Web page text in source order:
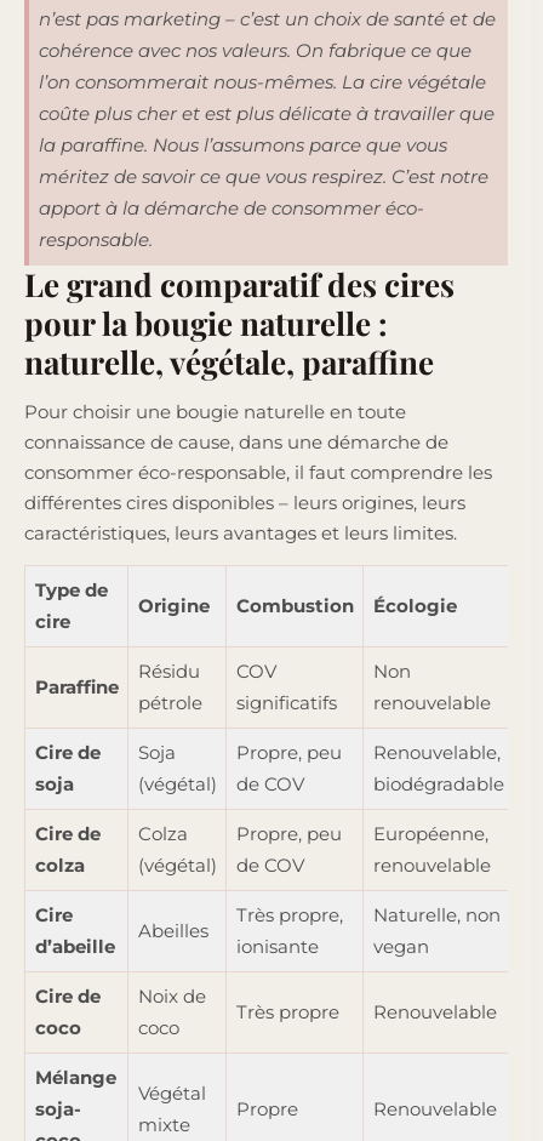
n’est pas marketing – c’est un choix de santé et de
cohérence avec nos valeurs. On fabrique ce que
l’on consommerait nous-mêmes. La cire végétale
coûte plus cher et est plus délicate à travailler que
la paraffine. Nous l’assumons parce que vous
méritez de savoir ce que vous respirez. C’est notre
apport à la démarche de consommer éco-
responsable.
Le grand comparatif des cires
pour la bougie naturelle :
naturelle, végétale, paraffine
Pour choisir une bougie naturelle en toute
connaissance de cause, dans une démarche de
consommer éco-responsable, il faut comprendre les
différentes cires disponibles – leurs origines, leurs
caractéristiques, leurs avantages et leurs limites.
Type de
cire
Origine Combustion Écologie
Paraffine
Résidu
pétrole
COV
significatifs
Non
renouvelable
Cire de
soja
Soja
(végétal)
Propre, peu
de COV
Renouvelable,
biodégradable
Cire de
colza
Colza
(végétal)
Propre, peu
de COV
Européenne,
renouvelable
Cire
d’abeille
Abeilles
Très propre,
ionisante
Naturelle, non
vegan
Cire de
coco
Noix de
coco
Très propre Renouvelable
Mélange
soja-
Végétal
mixte
Propre Renouvelable